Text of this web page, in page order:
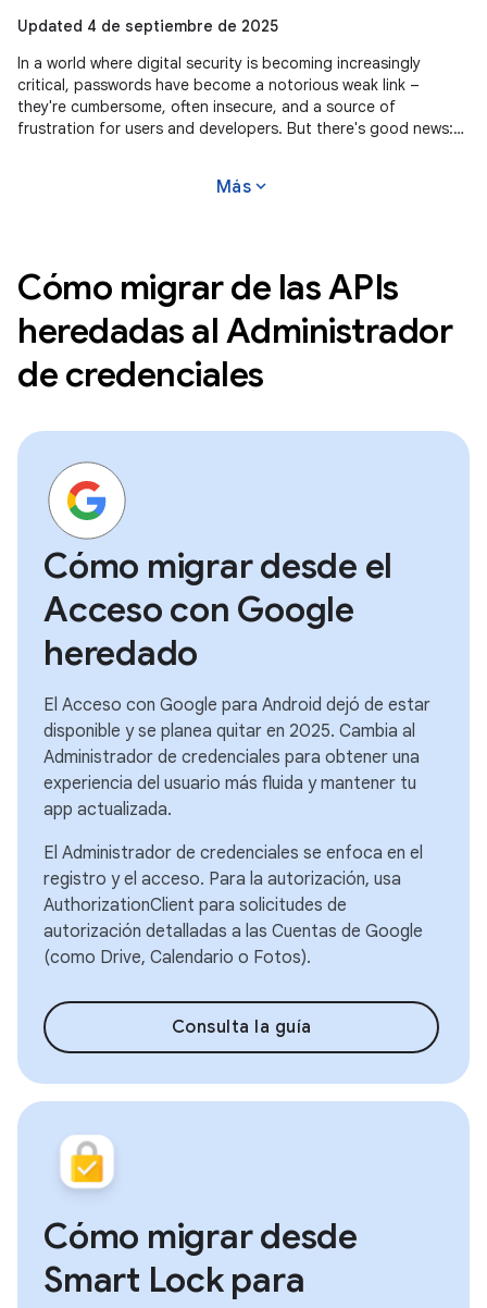
Updated 4 de septiembre de 2025
In a world where digital security is becoming increasingly
critical, passwords have become a notorious weak link –
they're cumbersome, often insecure, and a source of
frustration for users and developers. But there's good news:
Más expand_more
Cómo migrar de las APIs
heredadas al Administrador
de credenciales
Cómo migrar desde el
Acceso con Google
heredado
El Acceso con Google para Android dejó de estar
disponible y se planea quitar en 2025. Cambia al
Administrador de credenciales para obtener una
experiencia del usuario más fluida y mantener tu
app actualizada.
El Administrador de credenciales se enfoca en el
registro y el acceso. Para la autorización, usa
AuthorizationClient para solicitudes de
autorización detalladas a las Cuentas de Google
(como Drive, Calendario o Fotos).
Consulta la guía
Cómo migrar desde
Smart Lock para